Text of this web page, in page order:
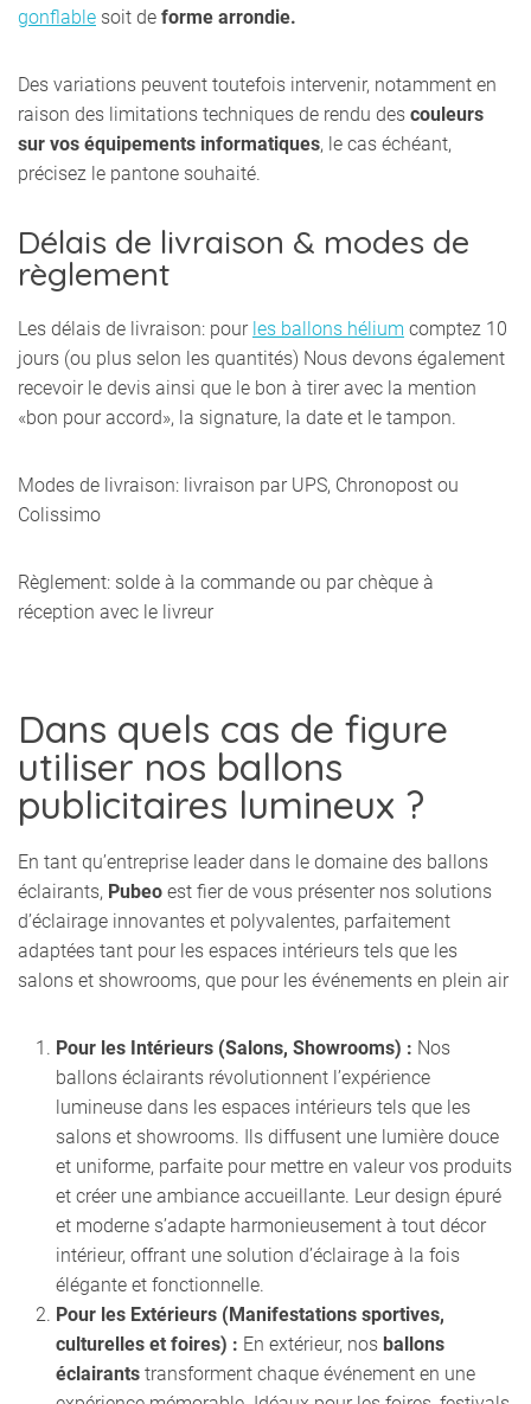
gonflable soit de forme arrondie.
Des variations peuvent toutefois intervenir, notamment en
raison des limitations techniques de rendu des couleurs
sur vos équipements informatiques, le cas échéant,
précisez le pantone souhaité.
Délais de livraison & modes de
règlement
Les délais de livraison: pour les ballons hélium comptez 10
jours (ou plus selon les quantités) Nous devons également
recevoir le devis ainsi que le bon à tirer avec la mention
«bon pour accord», la signature, la date et le tampon.
Modes de livraison: livraison par UPS, Chronopost ou
Colissimo
Règlement: solde à la commande ou par chèque à
réception avec le livreur
Dans quels cas de figure
utiliser nos ballons
publicitaires lumineux ?
En tant qu’entreprise leader dans le domaine des ballons
éclairants, Pubeo est fier de vous présenter nos solutions
d’éclairage innovantes et polyvalentes, parfaitement
adaptées tant pour les espaces intérieurs tels que les
salons et showrooms, que pour les événements en plein air
Pour les Intérieurs (Salons, Showrooms) : Nos
ballons éclairants révolutionnent l’expérience
lumineuse dans les espaces intérieurs tels que les
salons et showrooms. Ils diffusent une lumière douce
et uniforme, parfaite pour mettre en valeur vos produits
et créer une ambiance accueillante. Leur design épuré
et moderne s’adapte harmonieusement à tout décor
intérieur, offrant une solution d’éclairage à la fois
élégante et fonctionnelle.
Pour les Extérieurs (Manifestations sportives,
culturelles et foires) : En extérieur, nos ballons
éclairants transforment chaque événement en une